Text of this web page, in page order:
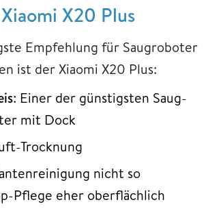
X20 Plus
Empfehlung für Saugroboter
ist der Xiaomi X20 Plus:
: Einer der günstigsten Saug-
mit Dock
Trocknung
nicht so
Pflege eher oberflächlich